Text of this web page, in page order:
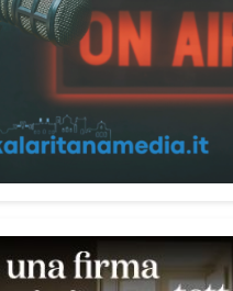
sottolinea Cristiano
della pace e della
nel Mediterraneo.
pomeriggio, alla Mediateca del
(MEM), l’incontro con
ha approfondito il ruolo dei
nella costruzione di ponti tra